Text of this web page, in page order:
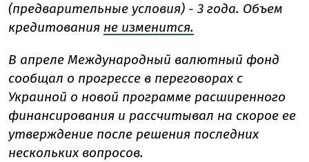
(предварительные условия) - 3 года. Объем
кредитования не изменится.
В апреле Международный валютный фонд
сообщал о прогрессе в переговорах с
Украиной о новой программе расширенного
финансирования и рассчитывал на скорое ее
утверждение после решения последних
нескольких вопросов.